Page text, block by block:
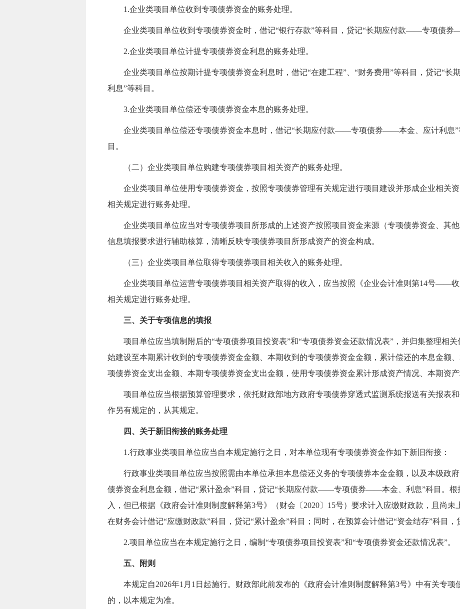
1.企业类项目单位收到专项债券资金的账务处理。
企业类项目单位收到专项债券资金时，借记“银行存款”等科目，贷记“长期应付款——专项债券
2.企业类项目单位计提专项债券资金利息的账务处理。
企业类项目单位按期计提专项债券资金利息时，借记“在建工程”、“财务费用”等科目，贷记“长
利息”等科目。
3.企业类项目单位偿还专项债券资金本息的账务处理。
企业类项目单位偿还专项债券资金本息时，借记“长期应付款——专项债券——本金、应计利息”
目 。
（二）企业类项目单位购建专项债券项目相关资产的账务处理。
企业类项目单位使用专项债券资金 ，按照专项债券管理有关规定进行项目建设并形成企业相关
相关规定进行账务处理。
企业类项目单位应当对专项债券项目所形成的上述资产按照项目资金来源（专项债券资金、其
信息填报要求进行辅助核算，清晰反映专项债券项目所形成资产的资金构成。
（三） 企业类项目单位取得专项债券项目相关收入的账务处理。
企业类项目单位运营专项债券项目相关资产取得的收入，应当按照《企业会计准则第14号——
相关规定进行账务处理。
三、关于专项信息的填报
项目单位应当填制附后的“专项债券项目投资表”和“专项债券资金还款情况表”，并归集整理相
始建设至本期累计收到的专项债券资金金额、本期收到的专项债券资金金额，累计偿还的本息金额
项债券资金支出金额、本期专项债券资金支出金额，使用专项债券资金累计形成资产情况、本期资产
项目单位应当根据预算管理要求，依托财政部地方政府专项债券穿透式监测系统报送有关报表
作另有规定的，从其规定。
四、关于新旧衔接的账务处理
1.行政事业类项目单位应当自本规定施行之日，对本单位现有专项债券资金作如下新旧衔接：
行政事业类项目单位应当按照需由本单位承担本息偿还义务的专项债券本金金额，以及本级政
债券资金利息金额， 借记“累计盈余”科目 ，贷记“长期应付款——专项债券——本金、利息”科目。 根
入，但已根据《政府会计准则制度解释第3号》 （财会〔2020〕15号） 要求计入应缴财政款，且尚未
在财务会计借记“应缴财政款”科目， 贷记“累计盈余”科目；同时，在预算会计借记“资金结存”科目，
2.项目单位应当在本规定施行之日，编制“专项债券项目投资表”和“专项债券资金还款情况表”。
五、附则
本规定自2026年1月1日起施行。财政部此前发布的《政府会计准则制度解释第3号》中有关专项
的，以本规定为准。